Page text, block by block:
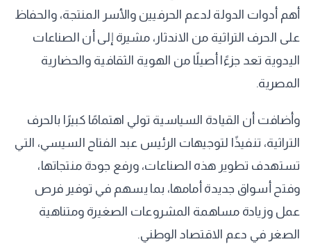
أهم أدوات الدولة لدعم الحرفيين والأسر المنتجة، والحفاظ
على الحرف التراثية من الاندثار، مشيرة إلى أن الصناعات
اليدوية تعد جزءًا أصيلًا من الهوية الثقافية والحضارية
المصرية.
وأضافت أن القيادة السياسية تولي اهتمامًا كبيرًا بالحرف
التراثية، تنفيذًا لتوجيهات الرئيس عبد الفتاح السيسي، التي
تستهدف تطوير هذه الصناعات، ورفع جودة منتجاتها،
وفتح أسواق جديدة أمامها، بما يسهم في توفير فرص
عمل وزيادة مساهمة المشروعات الصغيرة ومتناهية
الصغر في دعم الاقتصاد الوطني.